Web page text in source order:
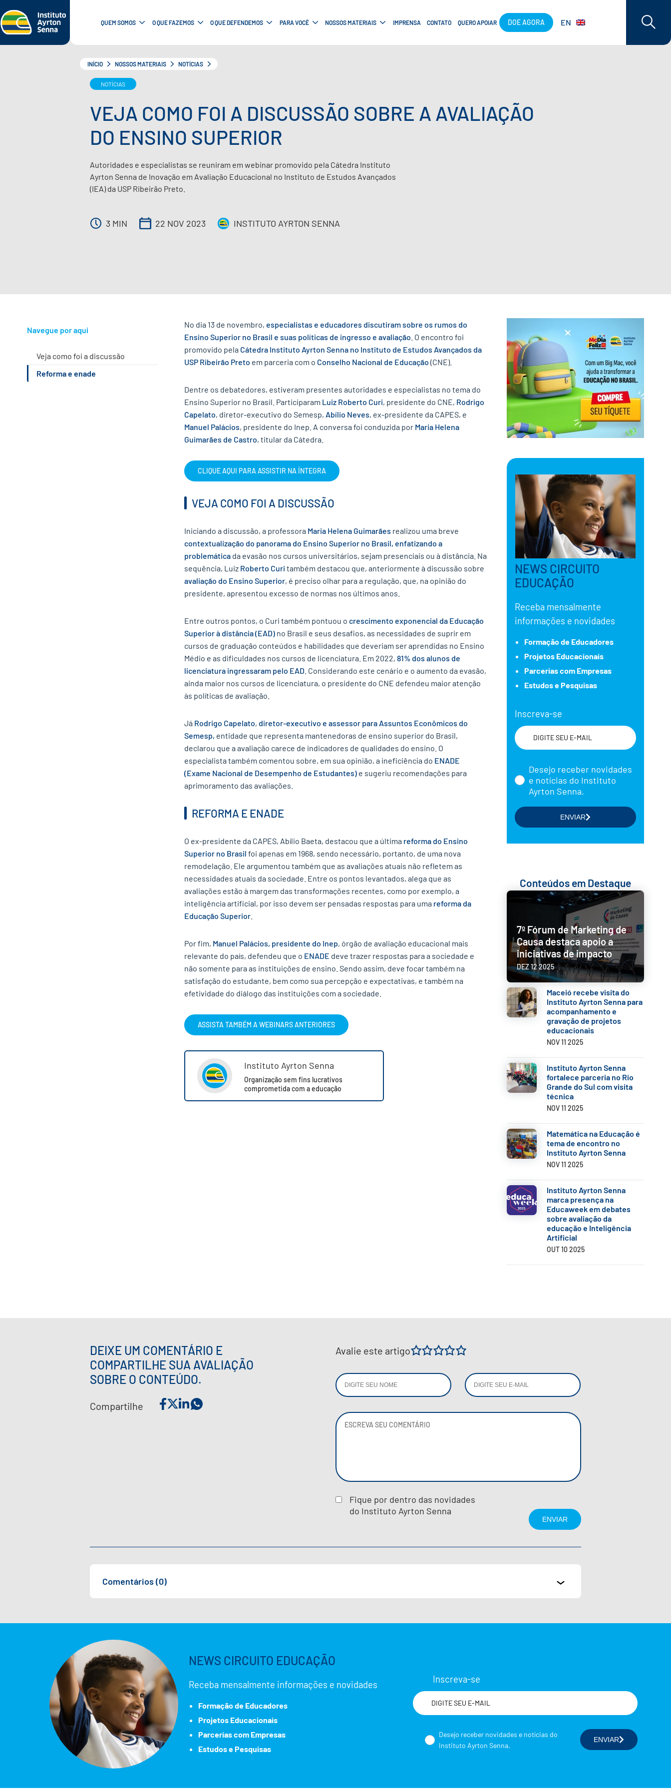
QUEM SOMOS O QUE FAZEMOS O QUE DEFENDEMOS PARA VOCÊ NOSSOS MATERIAIS IMPRENSA CONTATO QUERO APOIAR DOE AGORA EN
INÍCIO NOSSOS MATERIAIS NOTÍCIAS
NOTÍCIAS
VEJA COMO FOI A DISCUSSÃO SOBRE A AVALIAÇÃO
DO ENSINO SUPERIOR
Autoridades e especialistas se reuniram em webinar promovido pela Cátedra Instituto
Ayrton Senna de Inovação em Avaliação Educacional no Instituto de Estudos Avançados
(IEA) da USP Ribeirão Preto.
3 MIN 22 NOV 2023 INSTITUTO AYRTON SENNA
Navegue por aqui
veja como foi a discussão
reforma e enade
No dia 13 de novembro, especialistas e educadores discutiram sobre os rumos do
Ensino Superior no Brasil e suas políticas de ingresso e avaliação . O encontro foi
promovido pela Cátedra Instituto Ayrton Senna no Instituto de Estudos Avançados da
USP Ribeirão Preto em parceria com o Conselho Nacional de Educação (CNE).
Dentre os debatedores, estiveram presentes autoridades e especialistas no tema do
Ensino Superior no Brasil. Participaram Luiz Roberto Curi, presidente do CNE, Rodrigo
Capelato, diretor-executivo do Semesp, Abílio Neves, ex-presidente da CAPES, e
Manuel Palácios, presidente do Inep. A conversa foi conduzida por Maria Helena
Guimarães de Castro, titular da Cátedra.
CLIQUE AQUI PARA ASSISTIR NA ÍNTEGRA
VEJA COMO FOI A DISCUSSÃO
Iniciando a discussão, a professora Maria Helena Guimarães realizou uma breve
contextualização do panorama do Ensino Superior no Brasil, enfatizando a
problemática da evasão nos cursos universitários, sejam presenciais ou à distância. Na
sequência, Luiz Roberto Curi também destacou que, anteriormente à discussão sobre
avaliação do Ensino Superior, é preciso olhar para a regulação, que, na opinião do
presidente, apresentou excesso de normas nos últimos anos.
Entre outros pontos, o Curi também pontuou o crescimento exponencial da Educação
Superior à distância (EAD) no Brasil e seus desafios, as necessidades de suprir em
cursos de graduação conteúdos e habilidades que deveriam ser aprendidas no Ensino
Médio e as dificuldades nos cursos de licenciatura. Em 2022, 81% dos alunos de
licenciatura ingressaram pelo EAD . Considerando este cenário e o aumento da evasão,
ainda maior nos cursos de licenciatura, o presidente do CNE defendeu maior atenção
às políticas de avaliação.
Já Rodrigo Capelato, diretor-executivo e assessor para Assuntos Econômicos do
Semesp, entidade que representa mantenedoras de ensino superior do Brasil,
declarou que a avaliação carece de indicadores de qualidades do ensino. O
especialista também comentou sobre, em sua opinião, a ineficiência do ENADE
(Exame Nacional de Desempenho de Estudantes) e sugeriu recomendações para
aprimoramento das avaliações.
REFORMA E ENADE
O ex-presidente da CAPES, Abílio Baeta, destacou que a última reforma do Ensino
Superior no Brasil foi apenas em 1968, sendo necessário, portanto, de uma nova
remodelação. Ele argumentou também que as avaliações atuais não refletem as
necessidades atuais da sociedade. Entre os pontos levantados, alega que as
avaliações estão à margem das transformações recentes, como por exemplo, a
inteligência artificial, por isso devem ser pensadas respostas para uma reforma da
Educação Superior
Por fim, Manuel Palácios, presidente do Inep, órgão de avaliação educacional mais
relevante do país, defendeu que o ENADE deve trazer respostas para a sociedade e
não somente para as instituições de ensino. Sendo assim, deve focar também na
satisfação do estudante, bem como sua percepção e expectativas, e também na
efetividade do diálogo das instituições com a sociedade.
ASSISTA TAMBÉM A WEBINARS ANTERIORES
Instituto Ayrton Senna
Organização sem fins lucrativos
comprometida com a educação
NEWS CIRCUITO
EDUCAÇÃO
Receba mensalmente
informações e novidades
Formação de Educadores
Projetos Educacionais
Parcerias com Empresas
Estudos e Pesquisas
Inscreva-se
Nome
Selecione a(s) área(s) de seu
interesse
Doações
Parcerias com Empresas
Desejo receber novidades
e notícias do Instituto
Ayrton Senna.
ENVIAR
Conteúdos em Destaque
7º Fórum de Marketing de
Causa destaca apoio a
iniciativas de impacto
DEZ 12 2025
Maceió recebe visita do
Instituto Ayrton Senna para
acompanhamento e
gravação de projetos
educacionais
NOV 11 2025
Instituto Ayrton Senna
fortalece parceria no Rio
Grande do Sul com visita
técnica
NOV 11 2025
Matemática na Educação é
tema de encontro no
Instituto Ayrton Senna
NOV 11 2025
Instituto Ayrton Senna
marca presença na
Educaweek em debates
sobre avaliação da
educação e Inteligência
Artificial
OUT 10 2025
DEIXE UM COMENTÁRIO E
COMPARTILHE SUA AVALIAÇÃO
SOBRE O CONTEÚDO.
Compartilhe
Avalie este artigo 5
4
3
2
1
Fique por dentro das novidades
do Instituto Ayrton Senna
Comentários (0)
NEWS CIRCUITO EDUCAÇÃO
Receba mensalmente informações e novidades
Formação de Educadores
Projetos Educacionais
Parcerias com Empresas
Estudos e Pesquisas
Inscreva-se
Nome
Desejo receber novidades e notícias do
Instituto Ayrton Senna.
ENVIAR